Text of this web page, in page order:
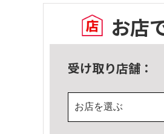
お店
受け取り店舗：
お店を選ぶ